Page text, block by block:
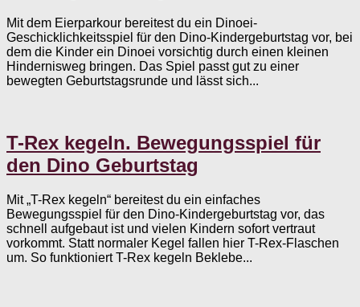
Mit dem Eierparkour bereitest du ein Dinoei-
Geschicklichkeitsspiel für den Dino-Kindergeburtstag vor, bei
dem die Kinder ein Dinoei vorsichtig durch einen kleinen
Hindernisweg bringen. Das Spiel passt gut zu einer
bewegten Geburtstagsrunde und lässt sich...
T-Rex kegeln. Bewegungsspiel für
den Dino Geburtstag
Mit „T-Rex kegeln“ bereitest du ein einfaches
Bewegungsspiel für den Dino-Kindergeburtstag vor, das
schnell aufgebaut ist und vielen Kindern sofort vertraut
vorkommt. Statt normaler Kegel fallen hier T-Rex-Flaschen
um. So funktioniert T-Rex kegeln Beklebe...